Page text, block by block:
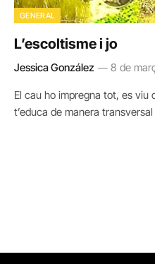
GENERAL
L’escoltisme i jo
Jessica González 8 de
El cau ho impregna tot, es viu
t’educa de manera transversal